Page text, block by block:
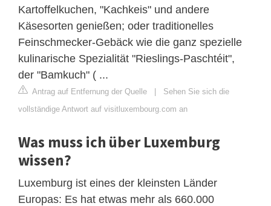
Kartoffelkuchen, "Kachkeis" und andere
Käsesorten genießen; oder traditionelles
Feinschmecker-Gebäck wie die ganz spezielle
kulinarische Spezialität "Rieslings-Paschtéit",
der "Bamkuch" ( ...
Antrag auf Entfernung der Quelle | Sehen Sie sich die
vollständige Antwort auf visitluxembourg.com an
Was muss ich über Luxemburg
wissen?
Luxemburg ist eines der kleinsten Länder
Europas: Es hat etwas mehr als 660.000